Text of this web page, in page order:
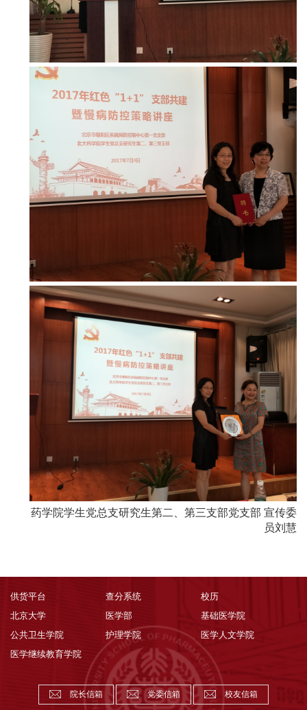
药学院学生党总支研究生第二、第三支部党支部 宣传委
员刘慧
供货平台 查分系统
校历
北京大学
医学部
基础医学院
公共卫生学院
护理学院
医学人文学院
医学继续教育学院
院长信箱 党委信箱 校友信箱